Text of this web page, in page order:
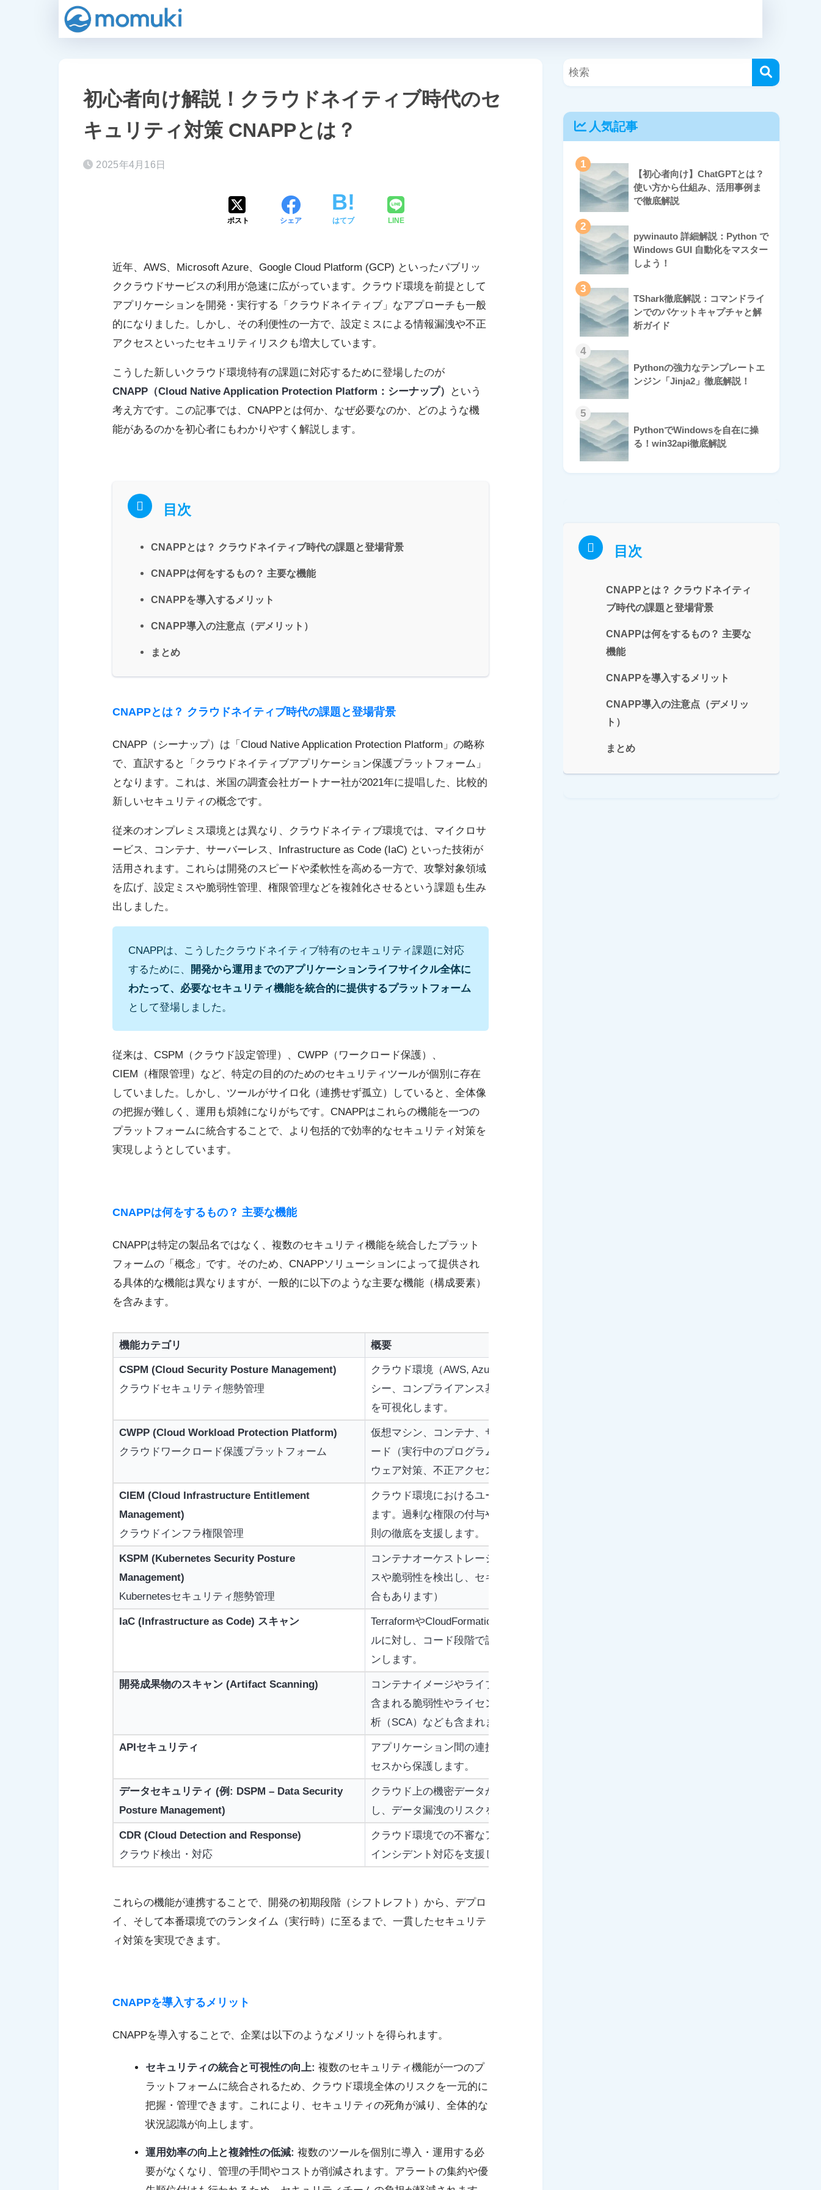
初心者向け解説！クラウドネイティブ時代のセ
キュリティ対策 CNAPPとは？
2025年4月16日
ポスト シェア はてブ LINE
近年、AWS、Microsoft Azure、Google Cloud Platform (GCP) といったパブリッ
ククラウドサービスの利用が急速に広がっています。クラウド環境を前提として
アプリケーションを開発・実行する「クラウドネイティブ」なアプローチも一般
的になりました。しかし、その利便性の一方で、設定ミスによる情報漏洩や不正
アクセスといったセキュリティリスクも増大しています。
こうした新しいクラウド環境特有の課題に対応するために登場したのが
CNAPP（Cloud Native Application Protection Platform：シーナップ）
という
考え方です。この記事では、CNAPPとは何か、なぜ必要なのか、どのような機
能があるのかを初心者にもわかりやすく解説します。
目次
CNAPPとは？ クラウドネイティブ時代の課題と登場背景
CNAPPは何をするもの？ 主要な機能
CNAPPを導入するメリット
CNAPP導入の注意点（デメリット）
まとめ
CNAPPとは？ クラウドネイティブ時代の課題と登場背景
CNAPP（シーナップ）は「Cloud Native Application Protection Platform」の略称
で、直訳すると「クラウドネイティブアプリケーション保護プラットフォーム」
となります。これは、米国の調査会社ガートナー社が2021年に提唱した、比較的
新しいセキュリティの概念です。
従来のオンプレミス環境とは異なり、クラウドネイティブ環境では、マイクロサ
ービス、コンテナ、サーバーレス、Infrastructure as Code (IaC) といった技術が
活用されます。これらは開発のスピードや柔軟性を高める一方で、攻撃対象領域
を広げ、設定ミスや脆弱性管理、権限管理などを複雑化させるという課題も生み
出しました。
CNAPPは、こうしたクラウドネイティブ特有のセキュリティ課題に対応
するために、
開発から運用までのアプリケーションライフサイクル全体に
わたって、必要なセキュリティ機能を統合的に提供するプラットフォーム
として登場しました。
従来は、CSPM（クラウド設定管理）、CWPP（ワークロード保護）、
CIEM（権限管理）など、特定の目的のためのセキュリティツールが個別に存在
していました。しかし、ツールがサイロ化（連携せず孤立）していると、全体像
の把握が難しく、運用も煩雑になりがちです。CNAPPはこれらの機能を一つの
プラットフォームに統合することで、より包括的で効率的なセキュリティ対策を
実現しようとしています。
CNAPPは何をするもの？ 主要な機能
CNAPPは特定の製品名ではなく、複数のセキュリティ機能を統合したプラット
フォームの「概念」です。そのため、CNAPPソリューションによって提供され
る具体的な機能は異なりますが、一般的に以下のような主要な機能（構成要素）
を含みます。
機能カテゴリ 概要
CSPM (Cloud Security Posture Management)
クラウドセキュリティ態勢管理
クラウド環境（AWS, Azure, GCPなど）の設定ミスや、セキュリティポリ
シー、コンプライアンス基準からの逸脱を継続的に監視・検出し、リスク
を可視化します。
CWPP (Cloud Workload Protection Platform)
クラウドワークロード保護プラットフォーム
仮想マシン、コンテナ、サーバーレス関数といったクラウド上のワークロ
ード（実行中のプログラムや処理）を保護します。脆弱性スキャン、マル
ウェア対策、不正アクセス検知などの機能を提供します。
CIEM (Cloud Infrastructure Entitlement
Management)
クラウドインフラ権限管理
クラウド環境におけるユーザーやサービスのアクセス権限を管理・監視し
ます。過剰な権限の付与や未使用アカウントなどを検出し、最小権限の原
則の徹底を支援します。
KSPM (Kubernetes Security Posture
Management)
Kubernetesセキュリティ態勢管理
コンテナオーケストレーションツールであるKubernetesクラスタの設定ミ
スや脆弱性を検出し、セキュリティを強化します。（CSPMに含まれる場
合もあります）
IaC (Infrastructure as Code) スキャン
TerraformやCloudFormationなどのコードでインフラを定義するIaCファイ
ルに対し、コード段階で設定ミスやセキュリティリスクがないかをスキャ
ンします。
開発成果物のスキャン (Artifact Scanning)
コンテナイメージやライブラリなど、開発プロセスで生成される成果物に
含まれる脆弱性やライセンス問題をスキャンします。ソフトウェア構成分
析（SCA）なども含まれます。
APIセキュリティ
アプリケーション間の連携に使われるAPIの脆弱性を検出し、不正なアク
セスから保護します。
データセキュリティ (例: DSPM – Data Security
Posture Management)
クラウド上の機密データがどこに存在し、誰がアクセスできるかを把握
し、データ漏洩のリスクを管理します。
CDR (Cloud Detection and Response)
クラウド検出・対応
クラウド環境での不審なアクティビティや脅威をリアルタイムで検知し、
インシデント対応を支援します。
これらの機能が連携することで、開発の初期段階（シフトレフト）から、デプロ
イ、そして本番環境でのランタイム（実行時）に至るまで、一貫したセキュリテ
ィ対策を実現できます。
CNAPPを導入するメリット
CNAPPを導入することで、企業は以下のようなメリットを得られます。
セキュリティの統合と可視性の向上: 複数のセキュリティ機能が一つのプ
ラットフォームに統合されるため、クラウド環境全体のリスクを一元的に
把握・管理できます。これにより、セキュリティの死角が減り、全体的な
状況認識が向上します。
運用効率の向上と複雑性の低減: 複数のツールを個別に導入・運用する必
要がなくなり、管理の手間やコストが削減されます。アラートの集約や優
人気記事
1
【初心者向け】ChatGPTとは？
使い方から仕組み、活用事例ま
で徹底解説
2
pywinauto 詳細解説：Python で
Windows GUI 自動化をマスター
しよう！
3
TShark徹底解説：コマンドライ
ンでのパケットキャプチャと解
析ガイド
4
Pythonの強力なテンプレートエ
ンジン「Jinja2」徹底解説！
5
PythonでWindowsを自在に操
る！win32api徹底解説
目次
CNAPPとは？ クラウドネイティ
ブ時代の課題と登場背景
CNAPPは何をするもの？ 主要な
機能
CNAPPを導入するメリット
CNAPP導入の注意点（デメリッ
ト）
まとめ